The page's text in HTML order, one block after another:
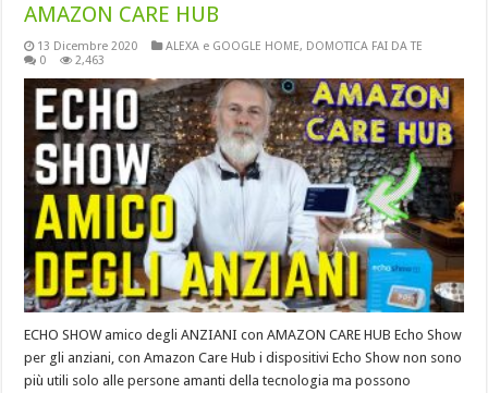
AMAZON CARE HUB
13 Dicembre 2020 ALEXA e GOOGLE HOME, DOMOTICA FAI DA TE
0
2,463
ECHO SHOW amico degli ANZIANI con AMAZON CARE HUB Echo Show
per gli anziani, con Amazon Care Hub i dispositivi Echo Show non sono
più utili solo alle persone amanti della tecnologia ma possono